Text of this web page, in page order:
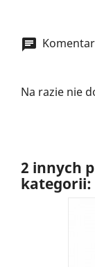
Na razie nie
2 innych
kategorii: